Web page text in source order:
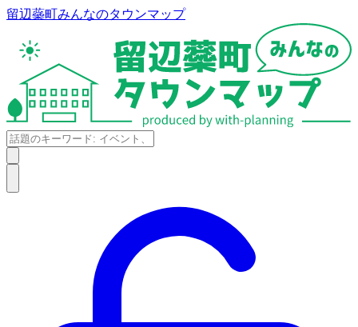
留辺蘂町みんなのタウンマップ